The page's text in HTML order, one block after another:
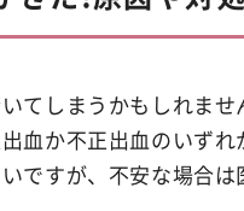
てしまうかもしれませ
血か不正出血のいずれ
ですが、不安な場合は